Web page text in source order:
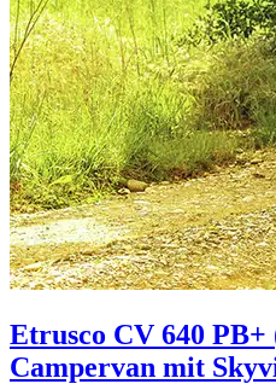
Etrusco CV 640 PB+
Campervan mit